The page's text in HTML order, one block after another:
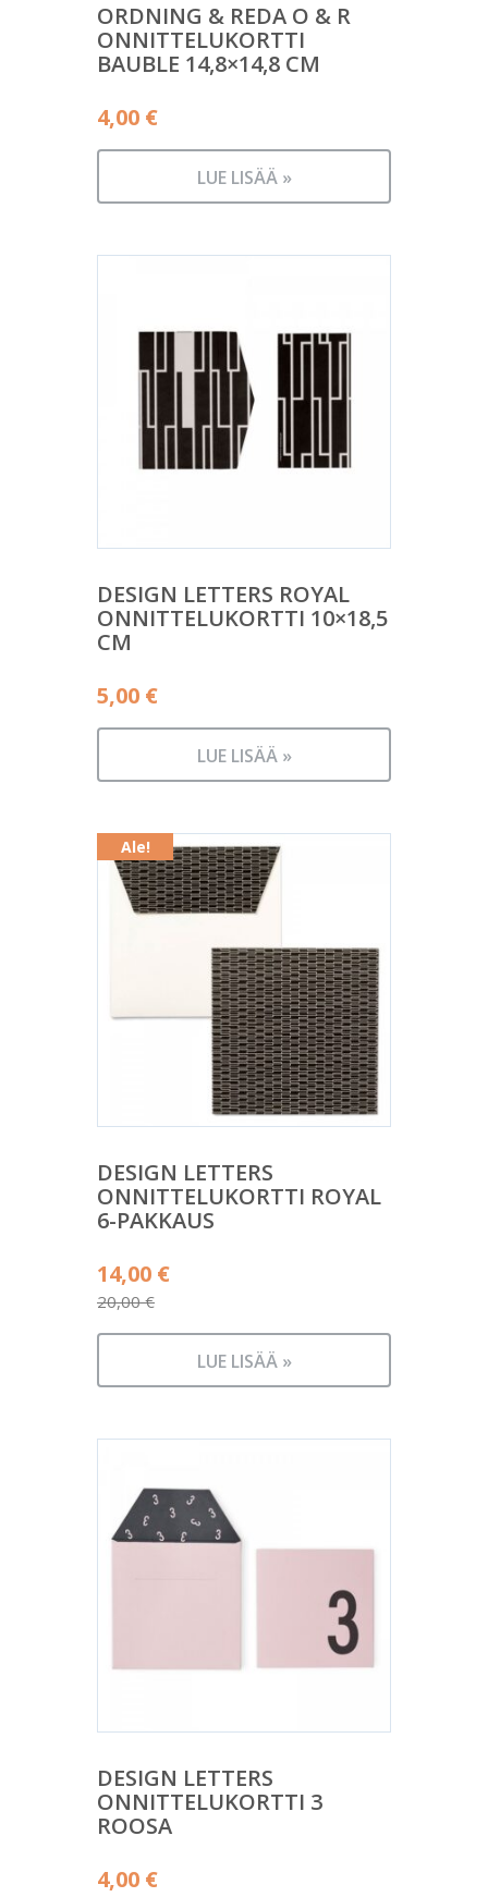
ORDNING & REDA O & R
ONNITTELUKORTTI
BAUBLE 14,8×14,8 CM
4,00 €
LUE LISÄÄ »
DESIGN LETTERS ROYAL
ONNITTELUKORTTI 10×18,5
CM
5,00 €
LUE LISÄÄ »
Ale!
DESIGN LETTERS
ONNITTELUKORTTI ROYAL
6-PAKKAUS
20,00€
Alkuperäinen
hinta
oli:
14,00 €
Nykyinen
on:
LUE LISÄÄ »
DESIGN LETTERS
ONNITTELUKORTTI 3
ROOSA
4,00 €